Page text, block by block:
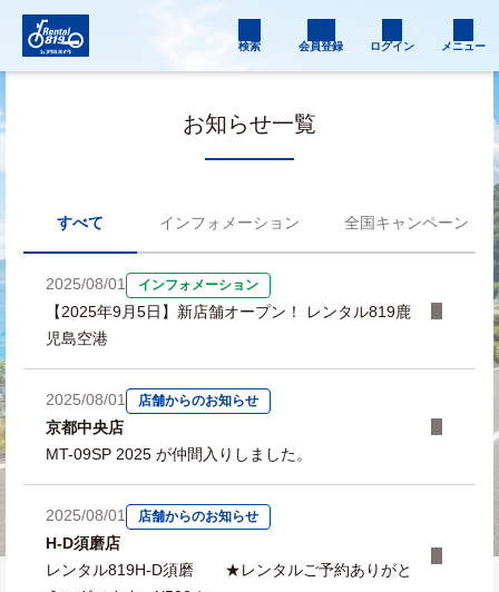
検索 会員登録 ログイン メニュー
お知らせ一覧
すべて インフォメーション 全国キャンペーン
2025/08/01 インフォメーション
【2025年9月5日】新店舗オープン！ レンタル819鹿
児島空港
2025/08/01 店舗からのお知らせ
京都中央店
MT-09SP 2025 が仲間入りしました。
2025/08/01 店舗からのお知らせ
H-D須磨店
レンタル819H-D須磨 ★レンタルご予約ありがと